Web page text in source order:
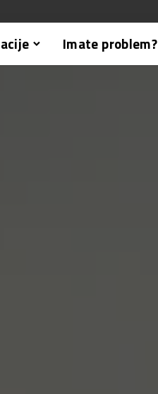
Imate problem?